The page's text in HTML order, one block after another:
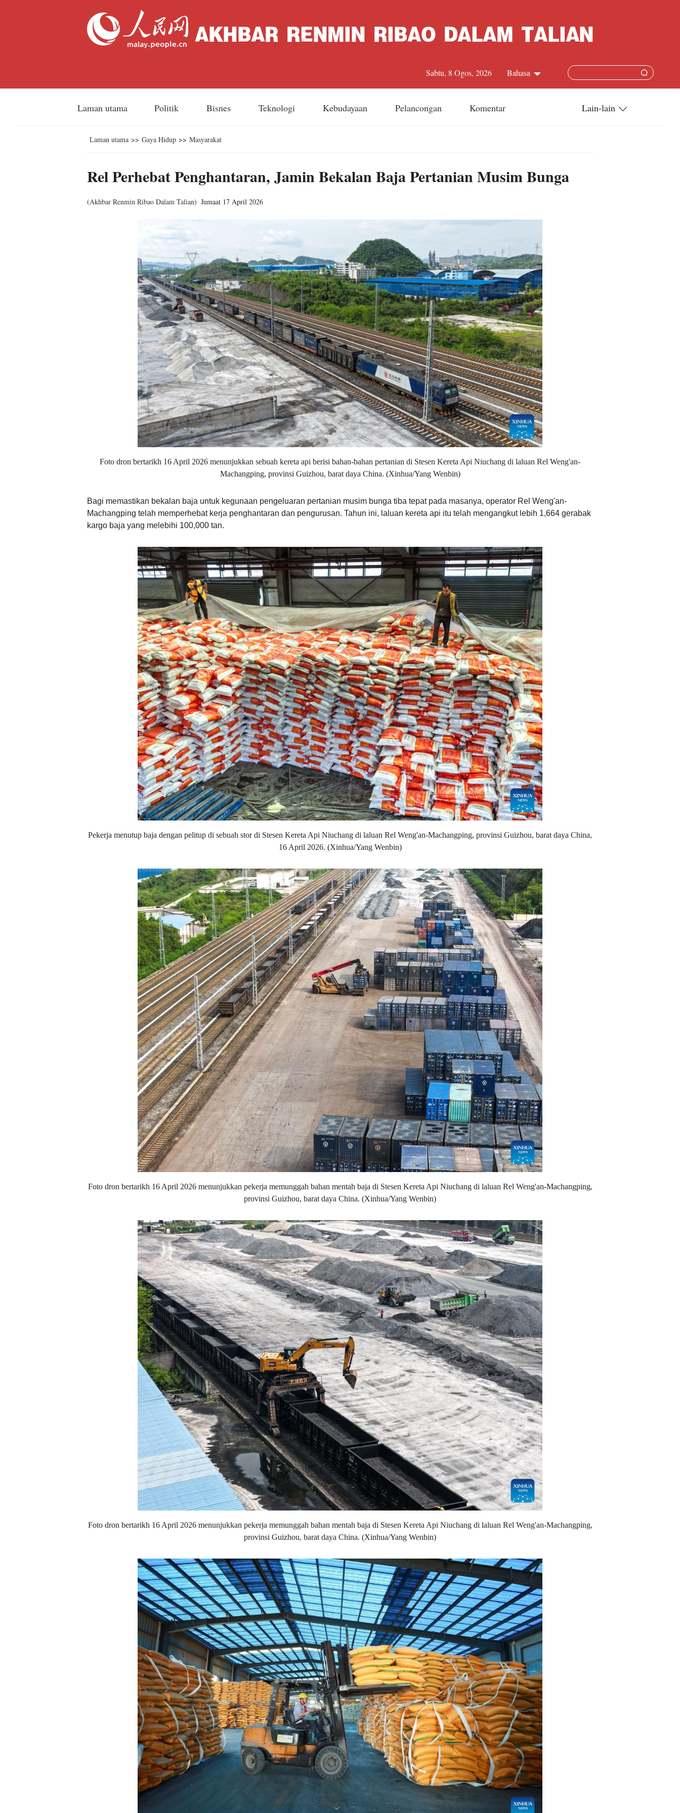
Bahasa
Français
한국어
Deutsch
Português
Kiswahili
Italiano
Қазақ тілі
ภาษาไทย
Bahasa Melayu
Tiếng Việt
हिन्दी
Sabtu, 8 Ogos, 2026
Laman utama Politik Bisnes Teknologi Kebudayaan Pelancongan Komentar Lain-lain
Laman utama >> Gaya Hidup >> Masyarakat
Rel Perhebat Penghantaran, Jamin Bekalan Baja Pertanian Musim Bunga
(Akhbar Renmin Ribao Dalam Talian) Jumaat 17 April 2026
Foto dron bertarikh 16 April 2026 menunjukkan sebuah kereta api berisi bahan-bahan pertanian di Stesen Kereta Api Niuchang di laluan Rel Weng'an-
Machangping, provinsi Guizhou, barat daya China. (Xinhua/Yang Wenbin)
Bagi memastikan bekalan baja untuk kegunaan pengeluaran pertanian musim bunga tiba tepat pada masanya, operator Rel Weng'an-
Machangping telah memperhebat kerja penghantaran dan pengurusan. Tahun ini, laluan kereta api itu telah mengangkut lebih 1,664 gerabak
kargo baja yang melebihi 100,000 tan.
Pekerja menutup baja dengan pelitup di sebuah stor di Stesen Kereta Api Niuchang di laluan Rel Weng'an-Machangping, provinsi Guizhou, barat daya China,
16 April 2026. (Xinhua/Yang Wenbin)
Foto dron bertarikh 16 April 2026 menunjukkan pekerja memunggah bahan mentah baja di Stesen Kereta Api Niuchang di laluan Rel Weng'an-Machangping,
provinsi Guizhou, barat daya China. (Xinhua/Yang Wenbin)
Foto dron bertarikh 16 April 2026 menunjukkan pekerja memunggah bahan mentah baja di Stesen Kereta Api Niuchang di laluan Rel Weng'an-Machangping,
provinsi Guizhou, barat daya China. (Xinhua/Yang Wenbin)